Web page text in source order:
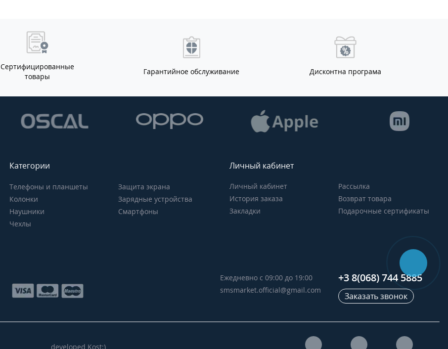
Сертифицированные
товары
Гарантийное обслуживание Дисконтна програма
Категории
Телефоны и планшеты
Колонки
Наушники
Чехлы
Защита экрана
Зарядные устройства
Смартфоны
Личный кабинет
Личный кабинет
История заказа
Закладки
Рассылка
Возврат товара
Подарочные сертификаты
Ежедневно с 09:00 до 19:00
smsmarket.official@gmail.com
+3 8(068) 744 5885
Заказать звонок
developed Kost:)